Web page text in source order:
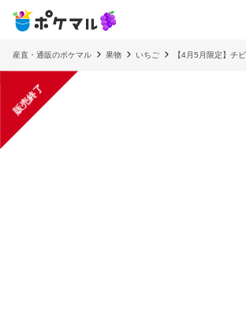
産直・通販のポケマル 果物 いちご 【4月5月限定】
販売終了